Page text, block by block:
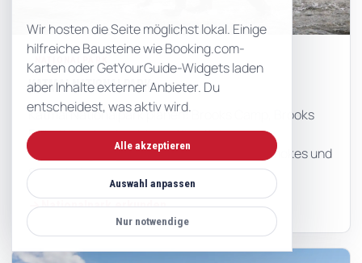
Katmai Nationalpark
Katmai Nationalpark planen: Brooks Camp, Brooks
Falls, Bärenbeobachtung, King Salmon,
Wasserflugzeug, Valley of Ten Thousand Smokes und
Sicherheit.
Nationalpark erkunden
Wir hosten die Seite möglichst lokal. Einige
hilfreiche Bausteine wie Booking.com-
Karten oder GetYourGuide-Widgets laden
aber Inhalte externer Anbieter. Du
entscheidest, was aktiv wird.
Alle akzeptieren
Auswahl anpassen
Nur notwendige